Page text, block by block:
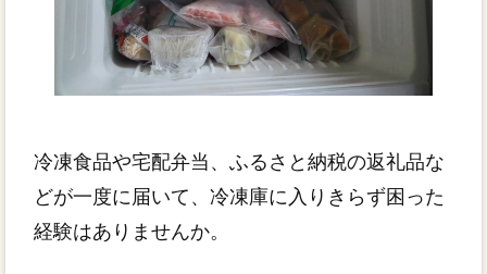
冷凍食品や宅配弁当、ふるさと納税の返礼品な
どが一度に届いて、冷凍庫に入りきらず困った
経験はありませんか。